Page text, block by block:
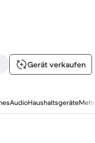
Gerät verkaufen
AudioHaushaltsgeräteMehr